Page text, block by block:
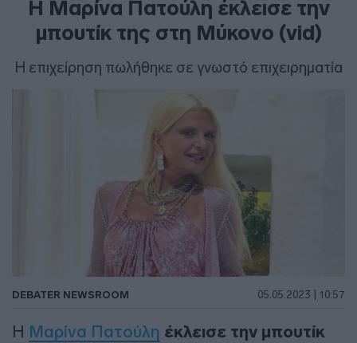
Η Μαρίνα Πατούλη έκλεισε την
μπουτίκ της στη Μύκονο (vid)
Η επιχείρηση πωλήθηκε σε γνωστό επιχειρηματία
DEBATER NEWSROOM 05.05.2023 | 10:57
Η Μαρίνα Πατούλη έκλεισε την μπουτίκ